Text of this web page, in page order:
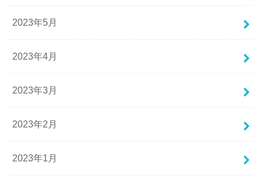
2023年5月
2023年4月
2023年3月
2023年2月
2023年1月